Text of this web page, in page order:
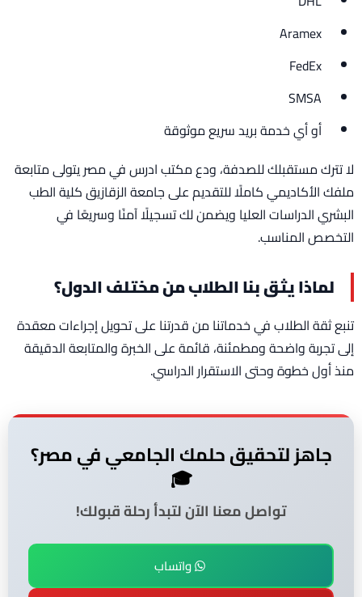
Aramex
FedEx
SMSA
أو أي خدمة بريد سريع موثوقة
لا تترك مستقبلك للصدفة، ودع مكتب ادرس في مصر يتولى متابعة
ملفك الأكاديمي كاملًا للتقديم على جامعة الزقازيق كلية الطب
البشري الدراسات العليا ويضمن لك تسجيلًا آمنًا وسريعًا في
التخصص المناسب.
لماذا يثق بنا الطلاب من مختلف الدول؟
تنبع ثقة الطلاب في خدماتنا من قدرتنا على تحويل إجراءات معقدة
إلى تجربة واضحة ومطمئنة، قائمة على الخبرة والمتابعة الدقيقة
منذ أول خطوة وحتى الاستقرار الدراسي.
جاهز لتحقيق حلمك الجامعي في مصر؟
🎓
تواصل معنا الآن لتبدأ رحلة قبولك!
واتساب